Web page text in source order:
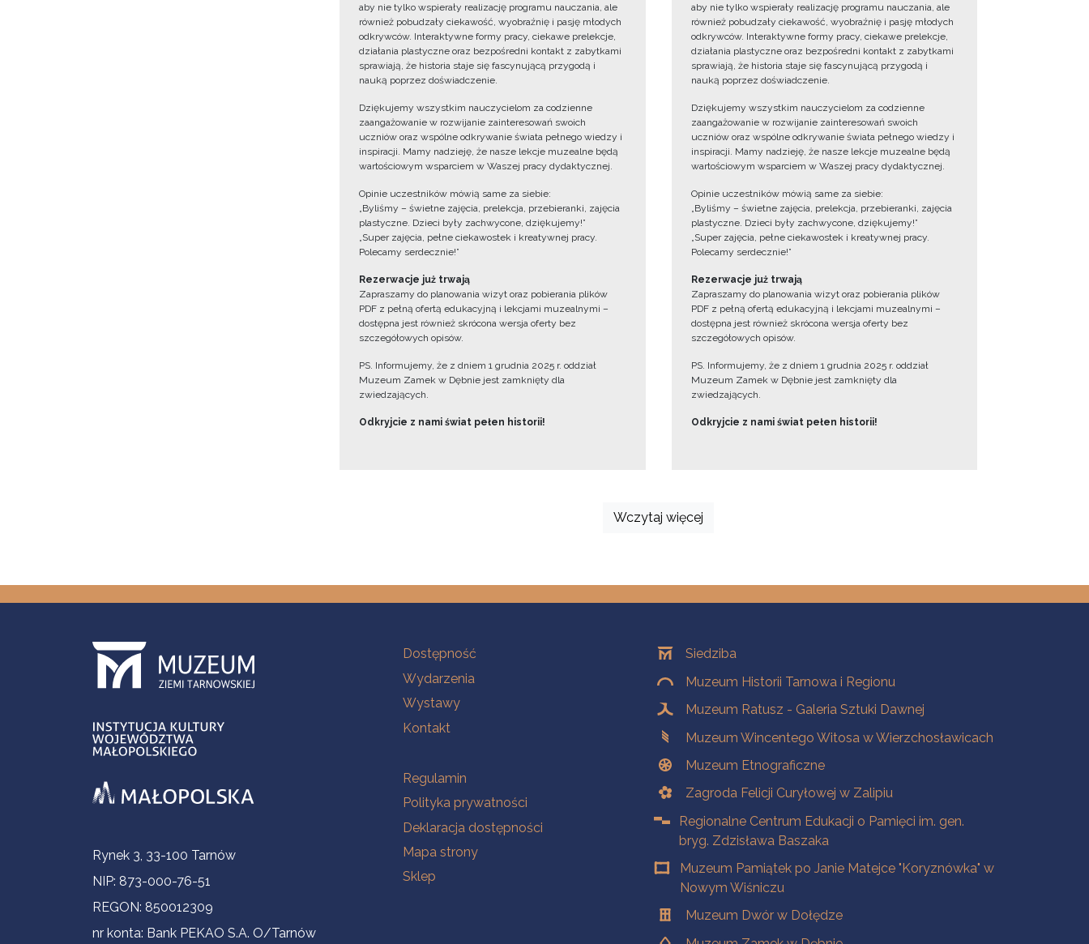
aby nie tylko wspierały realizację programu nauczania, ale
również pobudzały ciekawość, wyobraźnię i pasję młodych
odkrywców. Interaktywne formy pracy, ciekawe prelekcje,
działania plastyczne oraz bezpośredni kontakt z zabytkami
sprawiają, że historia staje się fascynującą przygodą i
nauką poprzez doświadczenie.
Dziękujemy wszystkim nauczycielom za codzienne
zaangażowanie w rozwijanie zainteresowań swoich
uczniów oraz wspólne odkrywanie świata pełnego wiedzy i
inspiracji. Mamy nadzieję, że nasze lekcje muzealne będą
wartościowym wsparciem w Waszej pracy dydaktycznej.
Opinie uczestników mówią same za siebie:
„Byliśmy – świetne zajęcia, prelekcja, przebieranki, zajęcia
plastyczne. Dzieci były zachwycone, dziękujemy!”
„Super zajęcia, pełne ciekawostek i kreatywnej pracy.
Polecamy serdecznie!”
Rezerwacje już trwają
Zapraszamy do planowania wizyt oraz pobierania plików
PDF z pełną ofertą edukacyjną i lekcjami muzealnymi –
dostępna jest również skrócona wersja oferty bez
szczegółowych opisów.
PS. Informujemy, że z dniem 1 grudnia 2025 r. oddział
Muzeum Zamek w Dębnie jest zamknięty dla
zwiedzających.
Odkryjcie z nami świat pełen historii!
aby nie tylko wspierały realizację programu nauczania, ale
również pobudzały ciekawość, wyobraźnię i pasję młodych
odkrywców. Interaktywne formy pracy, ciekawe prelekcje,
działania plastyczne oraz bezpośredni kontakt z zabytkami
sprawiają, że historia staje się fascynującą przygodą i
nauką poprzez doświadczenie.
Dziękujemy wszystkim nauczycielom za codzienne
zaangażowanie w rozwijanie zainteresowań swoich
uczniów oraz wspólne odkrywanie świata pełnego wiedzy i
inspiracji. Mamy nadzieję, że nasze lekcje muzealne będą
wartościowym wsparciem w Waszej pracy dydaktycznej.
Opinie uczestników mówią same za siebie:
„Byliśmy – świetne zajęcia, prelekcja, przebieranki, zajęcia
plastyczne. Dzieci były zachwycone, dziękujemy!”
„Super zajęcia, pełne ciekawostek i kreatywnej pracy.
Polecamy serdecznie!”
Rezerwacje już trwają
Zapraszamy do planowania wizyt oraz pobierania plików
PDF z pełną ofertą edukacyjną i lekcjami muzealnymi –
dostępna jest również skrócona wersja oferty bez
szczegółowych opisów.
PS. Informujemy, że z dniem 1 grudnia 2025 r. oddział
Muzeum Zamek w Dębnie jest zamknięty dla
zwiedzających.
Odkryjcie z nami świat pełen historii!
Wczytaj więcej
Informacje kontaktowe
Rynek 3, 33-100 Tarnów
NIP: 873-000-76-51
REGON: 850012309
nr konta: Bank PEKAO S.A. O/Tarnów
Na skróty
Dostępność
Wydarzenia
Wystawy
Kontakt
Na skróty
Regulamin
Polityka prywatności
Deklaracja dostępności
Mapa strony
Sklep
OddziałySiedziba
Muzeum Historii Tarnowa i Regionu
Muzeum Ratusz - Galeria Sztuki Dawnej
Muzeum Wincentego Witosa w Wierzchosławicach
Muzeum Etnograficzne
Zagroda Felicji Curyłowej w Zalipiu
Regionalne Centrum Edukacji o Pamięci im. gen.
bryg. Zdzisława Baszaka
Muzeum Pamiątek po Janie Matejce "Koryznówka" w
Nowym Wiśniczu
Muzeum Dwór w Dołędze